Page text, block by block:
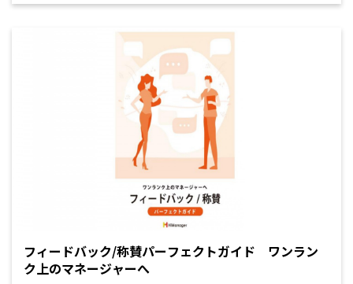
フィードバック/称賛パーフェクトガイド ワンラン
ク上のマネージャーへ